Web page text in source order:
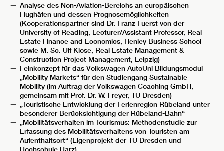
Analyse des Non-Aviation-Bereichs an europäischen
Flughäfen und dessen Prognosemöglichkeiten
(Kooperationspartner sind Dr. Franz Fuerst von der
University of Reading, Lecturer/Assistant Professor, Real
Estate Finance and Economics, Henley Business School
sowie M. Sc. Ulf Klose, Real Estate Management &
Construction Project Management, Leipzig)
Feinkonzept für das Volkswagen AutoUni Bildungsmodul
„Mobility Markets“ für den Studiengang Sustainable
Mobility (im Auftrag der Volkswagen Coaching GmbH,
gemeinsam mit Prof. Dr. W. Freyer, TU Dresden)
„Touristische Entwicklung der Ferienregion Rübeland unter
besonderer Berücksichtigung der Rübeland-Bahn“
„Mobilitätsverhalten im Tourismus: Methodenstudie zur
Erfassung des Mobilitätsverhaltens von Touristen am
Aufenthaltsort“ (Eigenprojekt der TU Dresden und